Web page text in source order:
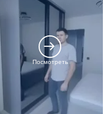
Посмотреть